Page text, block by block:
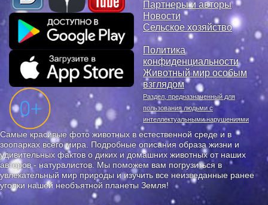
Партнеры и авторы
Новости
Сельское хозяйство
Политика
конфиденциальности
Животный мир особым
взглядом
Раздел, предназначенный для
пользования людьми с
интеллектуальными нарушениями
Самые красивые фото животных в естественной среде и в
зоопарках всего мира. Подробные описания образа жизни и
удивительных фактов о диких и домашних животных от наших
авторов - натуралистов. Мы поможем вам погрузиться в
увлекательный мир природы и изучить все неизведанные ранее
уголки нашей необъятной планеты Земля!